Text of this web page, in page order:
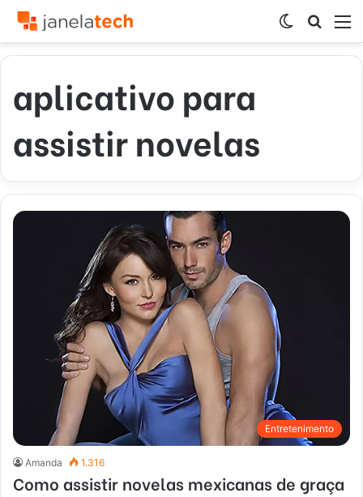
por
Switch
skin
aplicativo para
assistir novelas
Entretenimento
Amanda 1.316
Como assistir novelas mexicanas de graça